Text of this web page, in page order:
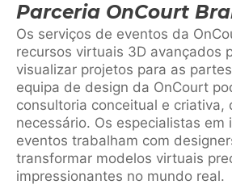
Parceria OnCourt
Os serviços de eventos da
recursos virtuais 3D avançados
visualizar projetos para as
equipa de design da OnCourt
consultoria conceitual e criativa,
necessário. Os especialistas em
eventos trabalham com
transformar modelos virtuais
impressionantes no mundo real.